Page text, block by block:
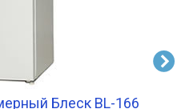
Блеск BL-166